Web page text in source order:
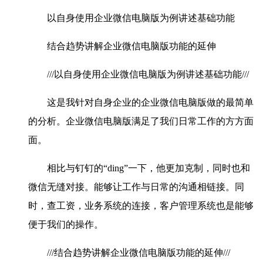
以自身使用企业微信电脑版为例讲述基础功能
结合趋势讲解企业微信电脑版功能的延伸
///以自身使用企业微信电脑版为例讲述基础功能///
这是我针对自身企业的企业微信电脑版做的最简单
的分析。企业微信电脑版满足了我们日常工作的方方面
面。
相比与钉钉的“ding”一下，他更加克制，同时也和
微信无缝对接。能够让工作与日常的沟通相链接。同
时，查工资，业务系统的连接，客户管理系统也是能够
便于我们的操作。
///结合趋势讲解企业微信电脑版功能的延伸///